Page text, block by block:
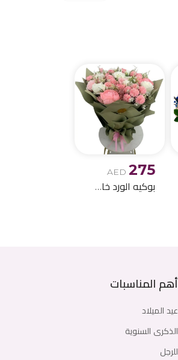
AED 275
بوكيه الورد خاص اصطناعي
أهم المناسبات
عيد الميلاد
الذكرى السنوية
للرجل